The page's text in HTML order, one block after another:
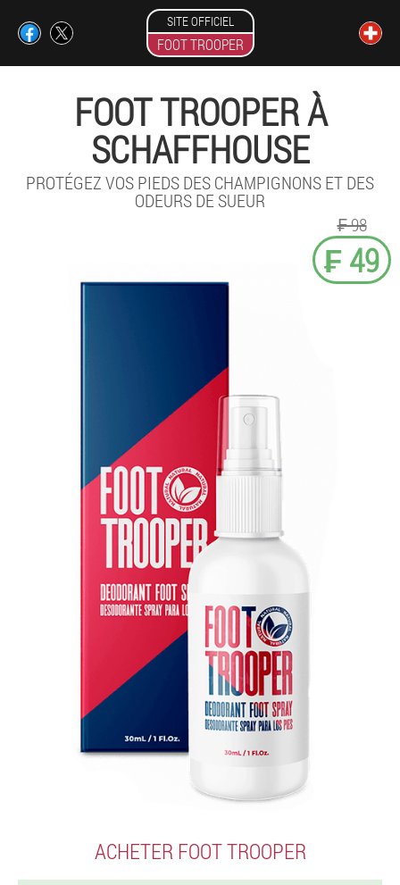
SITE OFFICIEL
FOOT TROOPER
FOOT TROOPER À
SCHAFFHOUSE
PROTÉGEZ VOS PIEDS DES CHAMPIGNONS ET DES
ODEURS DE SUEUR
₣ 98
₣ 49
ACHETER FOOT TROOPER